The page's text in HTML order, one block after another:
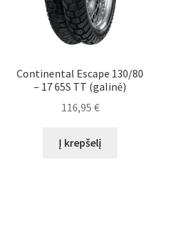
Continental Escape 130/80
– 17 65S TT (galinė)
116,95 €
Į krepšelį